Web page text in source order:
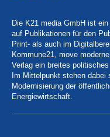
Die K21 media GmbH ist
auf Publikationen für den
Print- als auch im
Kommune21, move
Verlag ein breites
Im Mittelpunkt stehen dabei
Modernisierung der
Energiewirtschaft.